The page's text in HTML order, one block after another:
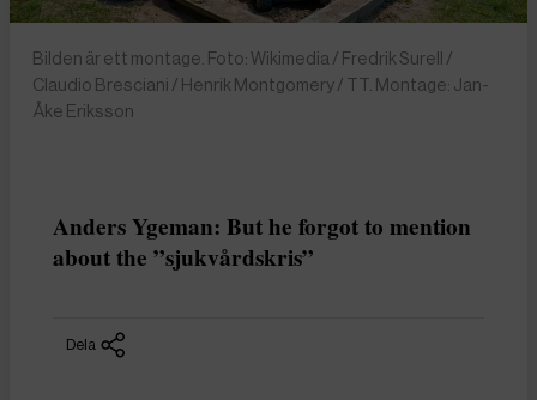
Bilden är ett montage. Foto: Wikimedia / Fredrik Surell /
Claudio Bresciani / Henrik Montgomery / TT. Montage: Jan-
Åke Eriksson
Anders Ygeman: But he forgot to mention
about the ”sjukvårdskris”
Dela